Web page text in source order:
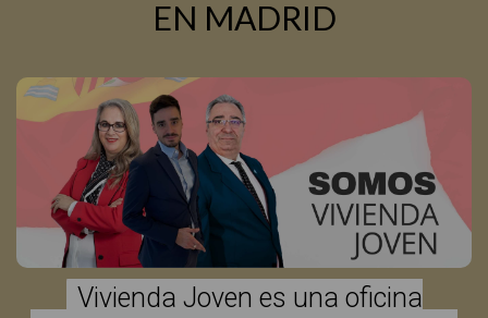
EN MADRID
Vivienda Joven es una oficina